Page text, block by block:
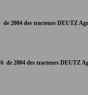
de 2004 des tracteurs DEUTZ
de 2004 des tracteurs DEUTZ